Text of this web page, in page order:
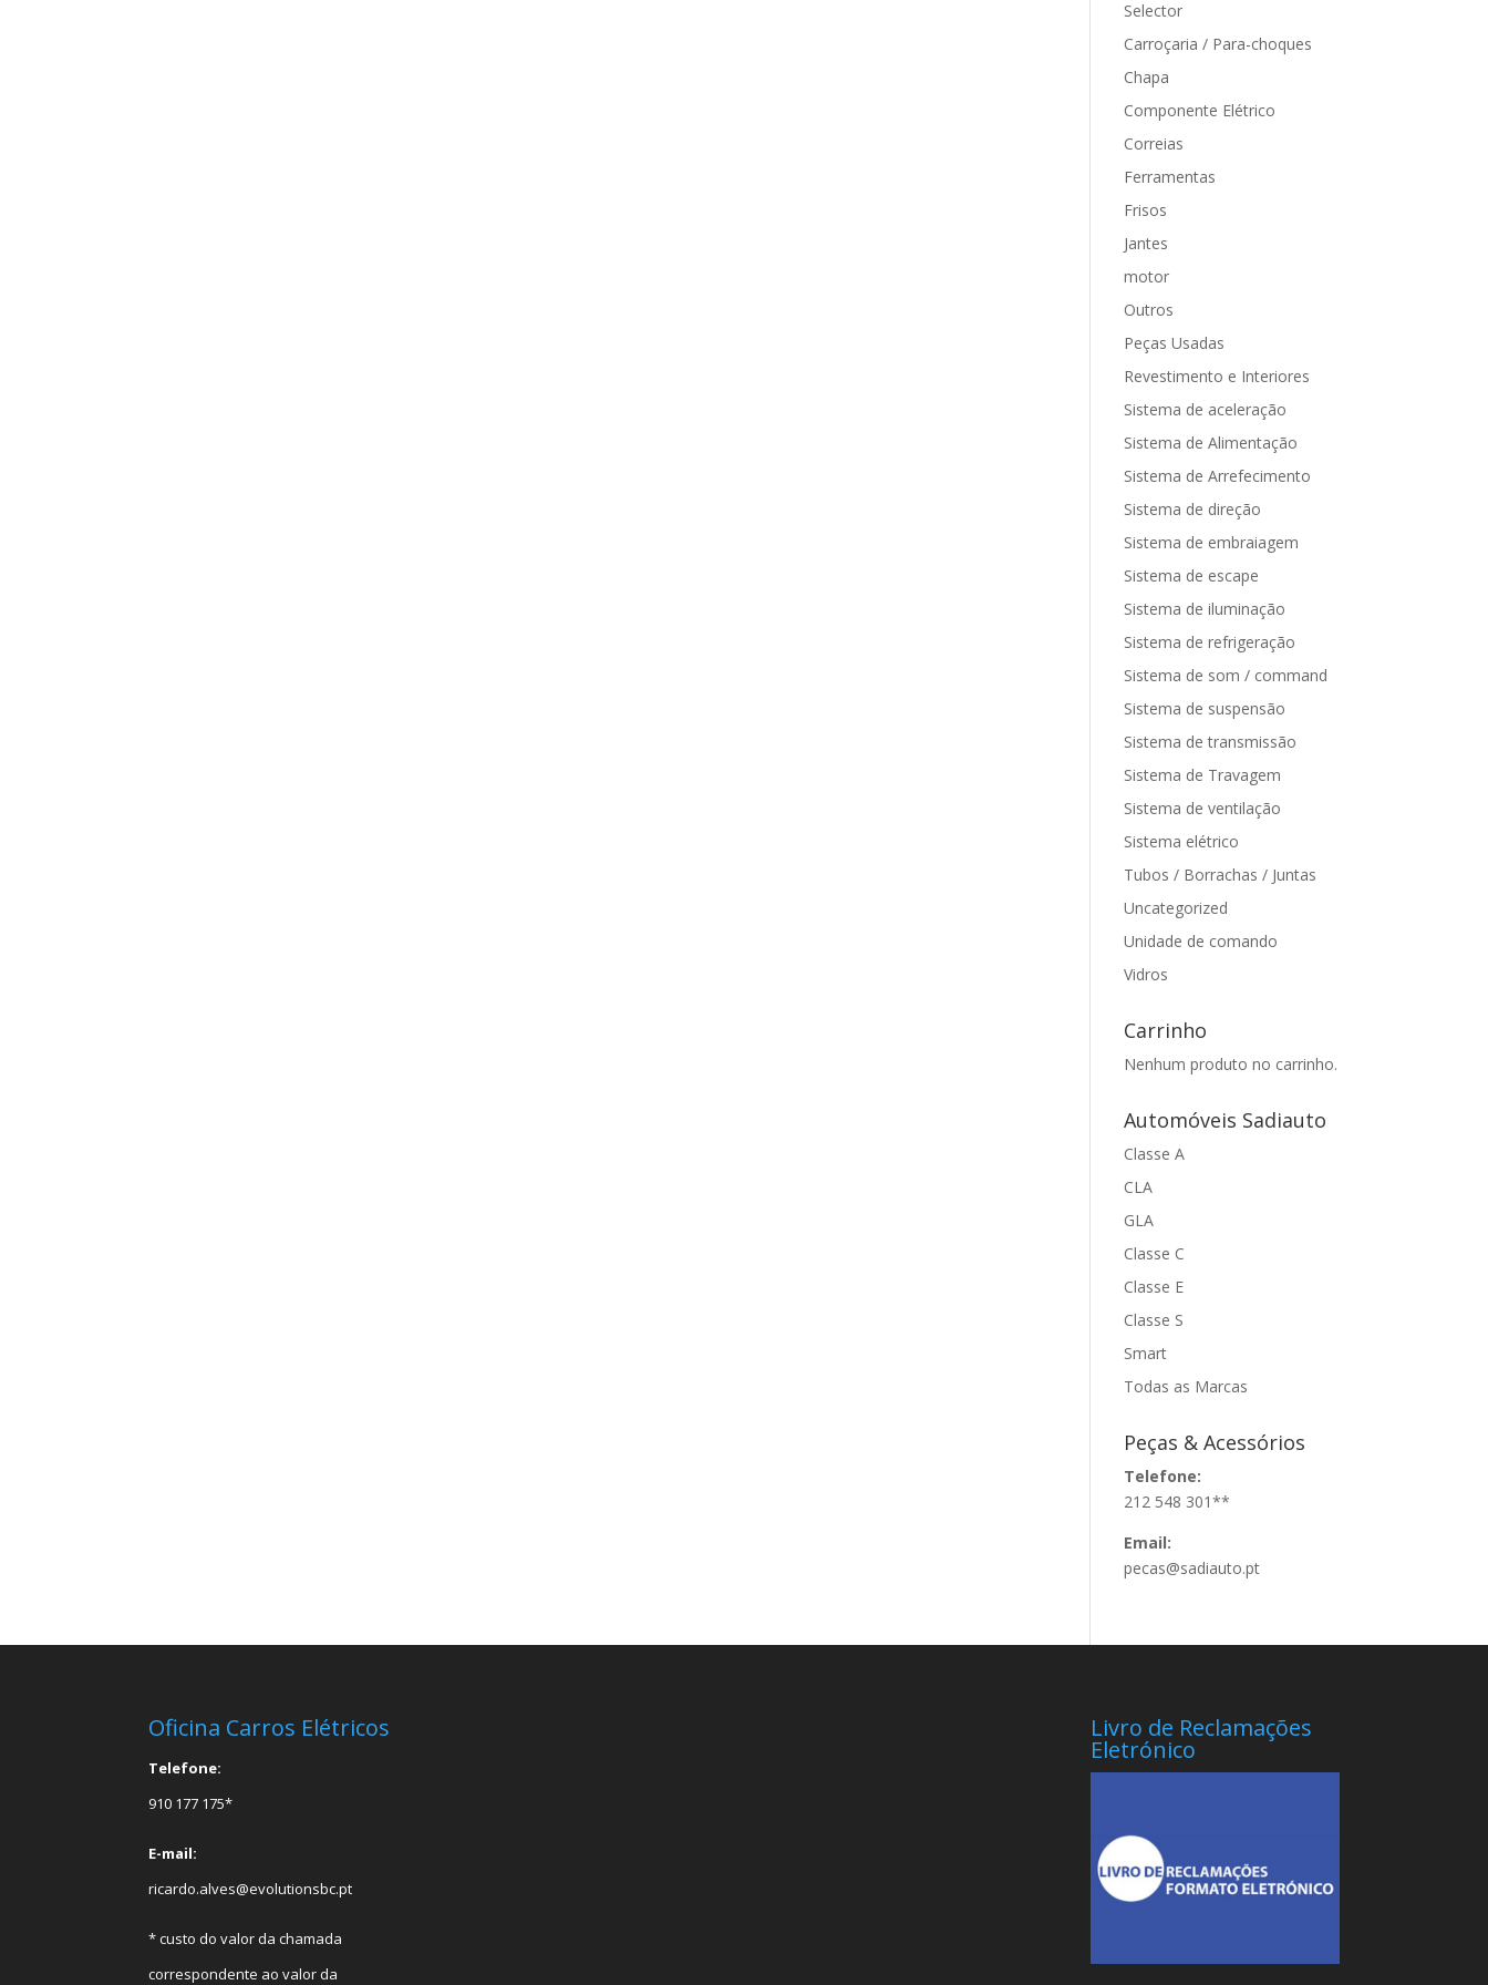
Selector
Carroçaria / Para-choques
Chapa
Componente Elétrico
Correias
Ferramentas
Frisos
Jantes
motor
Outros
Peças Usadas
Revestimento e Interiores
Sistema de aceleração
Sistema de Alimentação
Sistema de Arrefecimento
Sistema de direção
Sistema de embraiagem
Sistema de escape
Sistema de iluminação
Sistema de refrigeração
Sistema de som / command
Sistema de suspensão
Sistema de transmissão
Sistema de Travagem
Sistema de ventilação
Sistema elétrico
Tubos / Borrachas / Juntas
Uncategorized
Unidade de comando
Vidros
Carrinho
Nenhum produto no carrinho.
Automóveis Sadiauto
Classe A
CLA
GLA
Classe C
Classe E
Classe S
Smart
Todas as Marcas
Peças & Acessórios
Telefone:
212 548 301**
Email:
pecas@sadiauto.pt
Oficina Carros Elétricos
Telefone:
910 177 175*
E-mail:
ricardo.alves@evolutionsbc.pt
* custo do valor da chamada
correspondente ao valor da
Livro de Reclamações
Eletrónico